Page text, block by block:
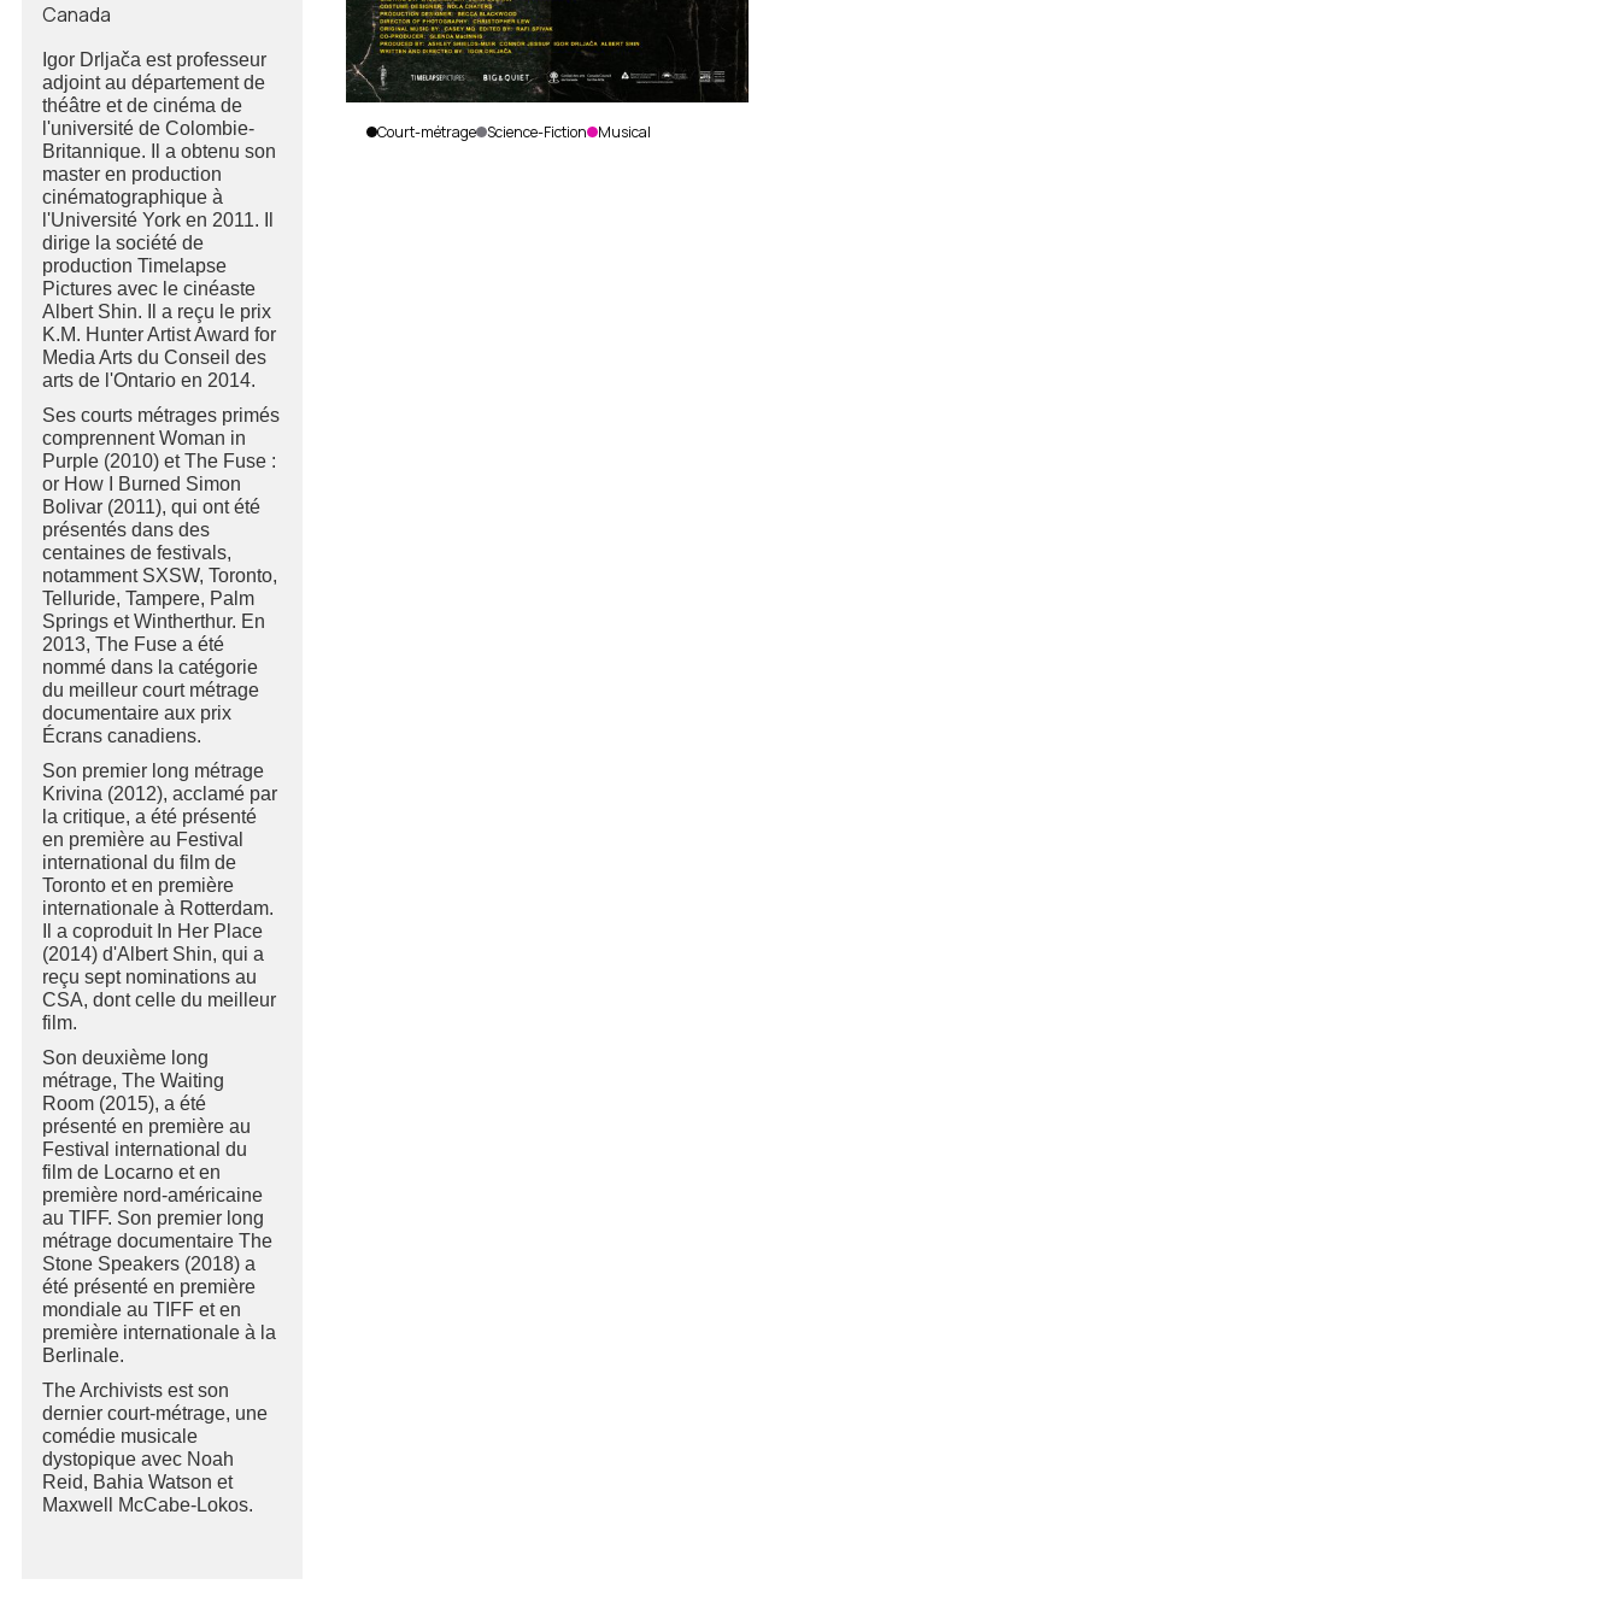
Canada
Igor Drljača est professeur
adjoint au département de
théâtre et de cinéma de
l'université de Colombie-
Britannique. Il a obtenu son
master en production
cinématographique à
l'Université York en 2011. Il
dirige la société de
production Timelapse
Pictures avec le cinéaste
Albert Shin. Il a reçu le prix
K.M. Hunter Artist Award for
Media Arts du Conseil des
arts de l'Ontario en 2014.
Ses courts métrages primés
comprennent Woman in
Purple (2010) et The Fuse :
or How I Burned Simon
Bolivar (2011), qui ont été
présentés dans des
centaines de festivals,
notamment SXSW, Toronto,
Telluride, Tampere, Palm
Springs et Wintherthur. En
2013, The Fuse a été
nommé dans la catégorie
du meilleur court métrage
documentaire aux prix
Écrans canadiens.
Son premier long métrage
Krivina (2012), acclamé par
la critique, a été présenté
en première au Festival
international du film de
Toronto et en première
internationale à Rotterdam.
Il a coproduit In Her Place
(2014) d'Albert Shin, qui a
reçu sept nominations au
CSA, dont celle du meilleur
film.
Son deuxième long
métrage, The Waiting
Room (2015), a été
présenté en première au
Festival international du
film de Locarno et en
première nord-américaine
au TIFF. Son premier long
métrage documentaire The
Stone Speakers (2018) a
été présenté en première
mondiale au TIFF et en
première internationale à la
Berlinale.
The Archivists est son
dernier court-métrage, une
comédie musicale
dystopique avec Noah
Reid, Bahia Watson et
Maxwell McCabe-Lokos.
Court-métrage Science-Fiction Musical